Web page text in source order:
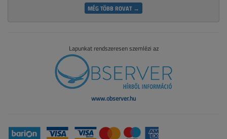
MÉG TÖBB ROVAT →
Lapunkat rendszeresen szemlézi az
www.observer.hu